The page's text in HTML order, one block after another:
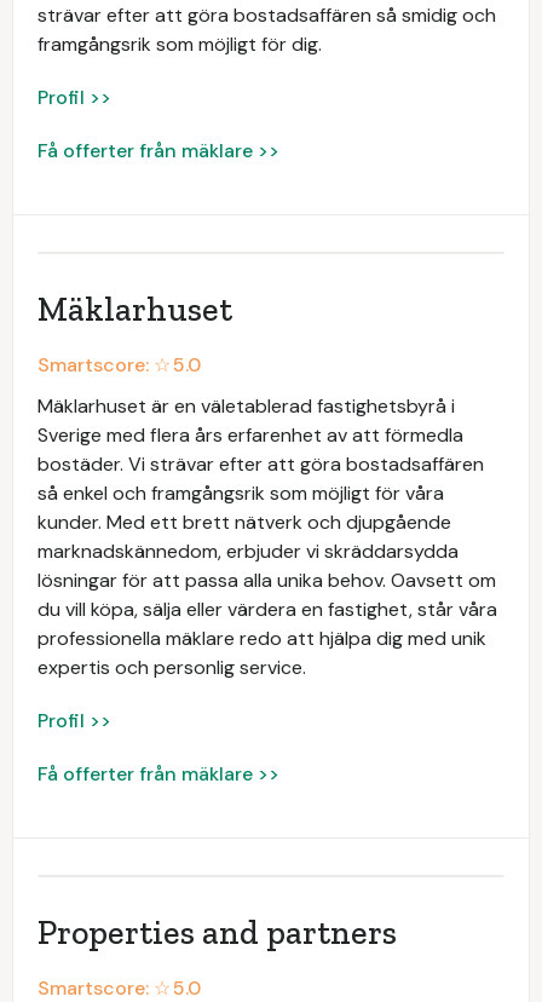
strävar efter att göra bostadsaffären så smidig och
framgångsrik som möjligt för dig.
Profil >>
Få offerter från mäklare >>
Mäklarhuset
Smartscore: ☆5.0
Mäklarhuset är en väletablerad fastighetsbyrå i
Sverige med flera års erfarenhet av att förmedla
bostäder. Vi strävar efter att göra bostadsaffären
så enkel och framgångsrik som möjligt för våra
kunder. Med ett brett nätverk och djupgående
marknadskännedom, erbjuder vi skräddarsydda
lösningar för att passa alla unika behov. Oavsett om
du vill köpa, sälja eller värdera en fastighet, står våra
professionella mäklare redo att hjälpa dig med unik
expertis och personlig service.
Profil >>
Få offerter från mäklare >>
Properties and partners
Smartscore: ☆5.0